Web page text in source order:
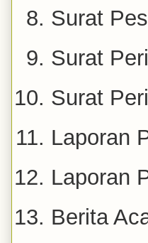
Surat
Surat
Surat
Laporan
Laporan
Berita